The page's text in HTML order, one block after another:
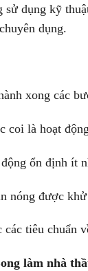
kỹ thuật
dụng.
các bước
động tốt
ổn định ít
được khử
tiêu chuẩn
làm nhà